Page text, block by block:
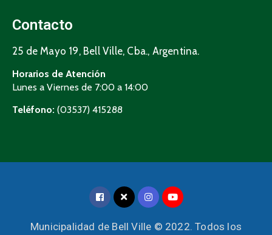
Contacto
25 de Mayo 19, Bell Ville, Cba., Argentina.
Horarios de Atención
Lunes a Viernes de 7:00 a 14:00
Teléfono: (03537) 415288
Municipalidad de Bell Ville © 2022. Todos los